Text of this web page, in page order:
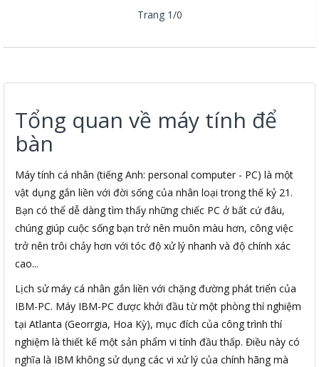
Trang 1/0
Tổng quan về máy tính để
bàn
Máy tính cá nhân (tiếng Anh: personal computer - PC) là một
vật dụng gắn liền với đời sống của nhân loại trong thế kỷ 21.
Bạn có thể dễ dàng tìm thấy những chiếc PC ở bất cứ đâu,
chúng giúp cuộc sống bạn trở nên muôn màu hơn, công việc
trở nên trôi chảy hơn với tóc độ xử lý nhanh và độ chính xác
cao...
Lịch sử máy cá nhân gắn liền với chặng đường phát triển của
IBM-PC. Máy IBM-PC được khởi đầu từ một phòng thí nghiệm
tại Atlanta (Georrgia, Hoa Kỳ), mục đích của công trình thí
nghiệm là thiết kế một sản phẩm vi tính đầu thấp. Điều này có
nghĩa là IBM không sử dụng các vi xử lý của chính hãng mà